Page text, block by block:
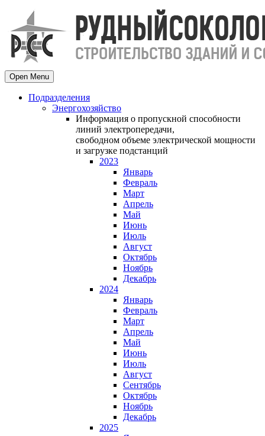
Open Menu
Подразделения
Энергохозяйство
Информация о пропускной способности
линий электропередачи,
свободном объеме электрической мощности
и загрузке подстанций
2023
Январь
Февраль
Март
Апрель
Май
Июнь
Июль
Август
Октябрь
Ноябрь
Декабрь
2024
Январь
Февраль
Март
Апрель
Май
Июнь
Июль
Август
Сентябрь
Октябрь
Ноябрь
Декабрь
2025